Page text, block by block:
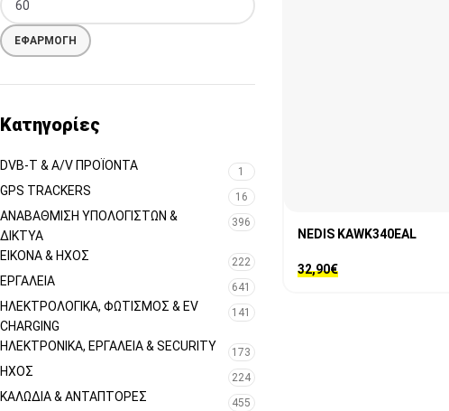
ΕΦΑΡΜΟΓΉ
Κατηγορίες
DVB-T & A/V ΠΡΟΪΌΝΤΑ 1
GPS TRACKERS 16
ΑΝΑΒΆΘΜΙΣΗ ΥΠΟΛΟΓΙΣΤΏΝ &
ΔΊΚΤΥΑ
396
ΕΙΚΌΝΑ & ΗΧΟΣ 222
ΕΡΓΑΛΕΊΑ 641
ΗΛΕΚΤΡΟΛΟΓΙΚΆ, ΦΩΤΙΣΜΌΣ & EV
CHARGING
141
ΗΛΕΚΤΡΟΝΙΚΆ, ΕΡΓΑΛΕΊΑ & SECURITY 173
ΉΧΟΣ 224
ΚΑΛΏΔΙΑ & ΑΝΤΆΠΤΟΡΕΣ 455
NEDIS KAWK340EAL
32,90€